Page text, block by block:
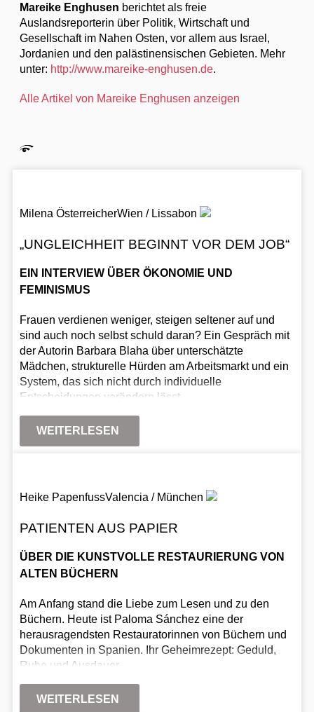
Mareike Enghusen berichtet als freie
Auslandsreporterin über Politik, Wirtschaft und
Gesellschaft im Nahen Osten, vor allem aus Israel,
Jordanien und den palästinensischen Gebieten. Mehr
unter: http://www.mareike-enghusen.de.
Alle Artikel von Mareike Enghusen anzeigen
Milena ÖsterreicherWien / Lissabon
„UNGLEICHHEIT BEGINNT VOR DEM JOB“
EIN INTERVIEW ÜBER ÖKONOMIE UND
FEMINISMUS
Frauen verdienen weniger, steigen seltener auf und
sind auch noch selbst schuld daran? Ein Gespräch mit
der Autorin Barbara Blaha über unterschätzte
Mädchen, strukturelle Hürden am Arbeitsmarkt und ein
System, das sich nicht durch individuelle
Entscheidungen verändern lässt.
WEITERLESEN
Heike PapenfussValencia / München
PATIENTEN AUS PAPIER
ÜBER DIE KUNSTVOLLE RESTAURIERUNG VON
ALTEN BÜCHERN
Am Anfang stand die Liebe zum Lesen und zu den
Büchern. Heute ist Paloma Sánchez eine der
herausragendsten Restauratorinnen von Büchern und
Dokumenten in Spanien. Ihr Geheimrezept: Geduld,
Ruhe und Ausdauer.
WEITERLESEN